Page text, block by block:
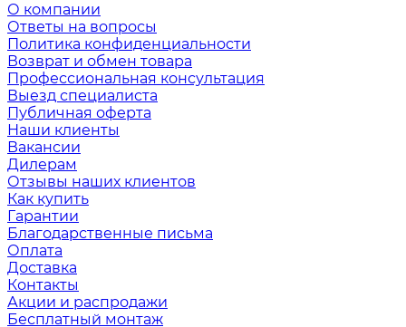
О компании
Ответы на вопросы
Политика конфиденциальности
Возврат и обмен товара
Профессиональная консультация
Выезд специалиста
Публичная оферта
Наши клиенты
Вакансии
Дилерам
Отзывы наших клиентов
Как купить
Гарантии
Благодарственные письма
Оплата
Доставка
Контакты
Акции и распродажи
Бесплатный монтаж